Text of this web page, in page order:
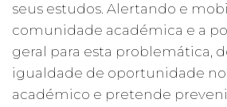
seus estudos. Alertando e
comunidade académica e a
geral para esta problemática,
igualdade de oportunidade no
académico e pretende